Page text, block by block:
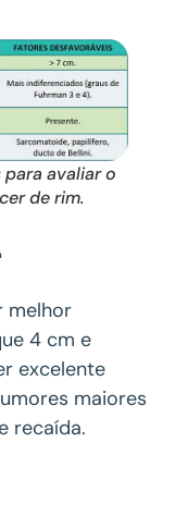
avaliar o
de rim.
melhor
4 cm e
excelente
maiores
recaída.